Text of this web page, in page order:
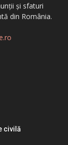
și sfaturi
din România.
civilă